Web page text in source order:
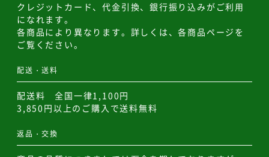
クレジットカード、代金引換、銀行振り込みがご利用
になれます。
各商品により異なります。詳しくは、各商品ページを
ご覧ください。
配送・送料
配送料 全国一律1,100円
3,850円以上のご購入で送料無料
返品・交換